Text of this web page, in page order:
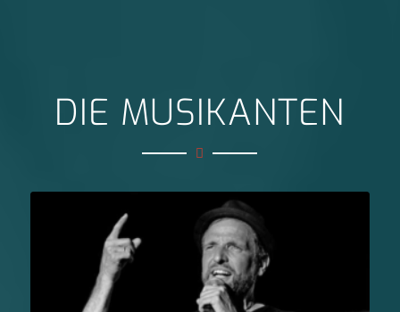
DIE MUSIKANTEN